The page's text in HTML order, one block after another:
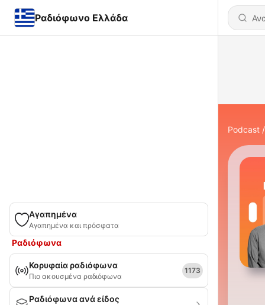
Ραδιόφωνο Ελλάδα
Αγαπημένα
Αγαπημένα και πρόσφατα
Ραδιόφωνα
Κορυφαία ραδιόφωνα
Πιο ακουσμένα ραδιόφωνα
1173
Ραδιόφωνα ανά είδος
Podcast